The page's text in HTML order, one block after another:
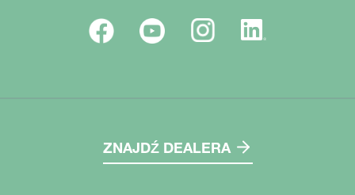
ZNAJDŹ DEALERA